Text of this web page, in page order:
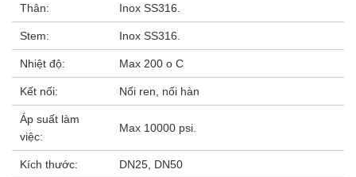
Thân: Inox SS316.
Stem: Inox SS316.
Nhiệt độ: Max 200 o C
Kết nối: Nối ren, nối hàn
Áp suất làm
việc:
Max 10000 psi.
Kích thước: DN25, DN50